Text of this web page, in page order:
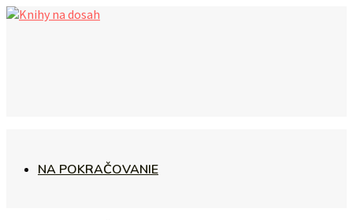
NA POKRAČOVANIE